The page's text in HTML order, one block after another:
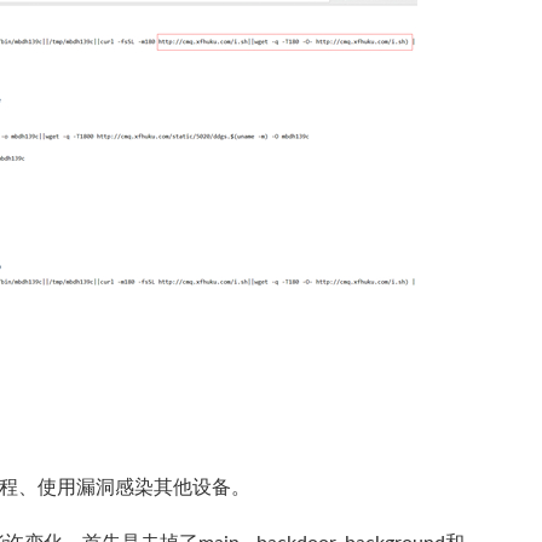
、使用漏洞感染其他设备。